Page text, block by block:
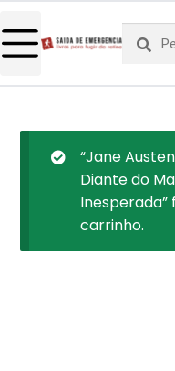
por:
Pesquisa
“Jane Austen
Diante do
Inesperada”
carrinho.